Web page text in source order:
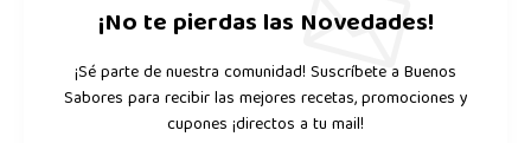
¡No te pierdas las Novedades!
¡Sé parte de nuestra comunidad! Suscríbete a Buenos
Sabores para recibir las mejores recetas, promociones y
cupones ¡directos a tu mail!